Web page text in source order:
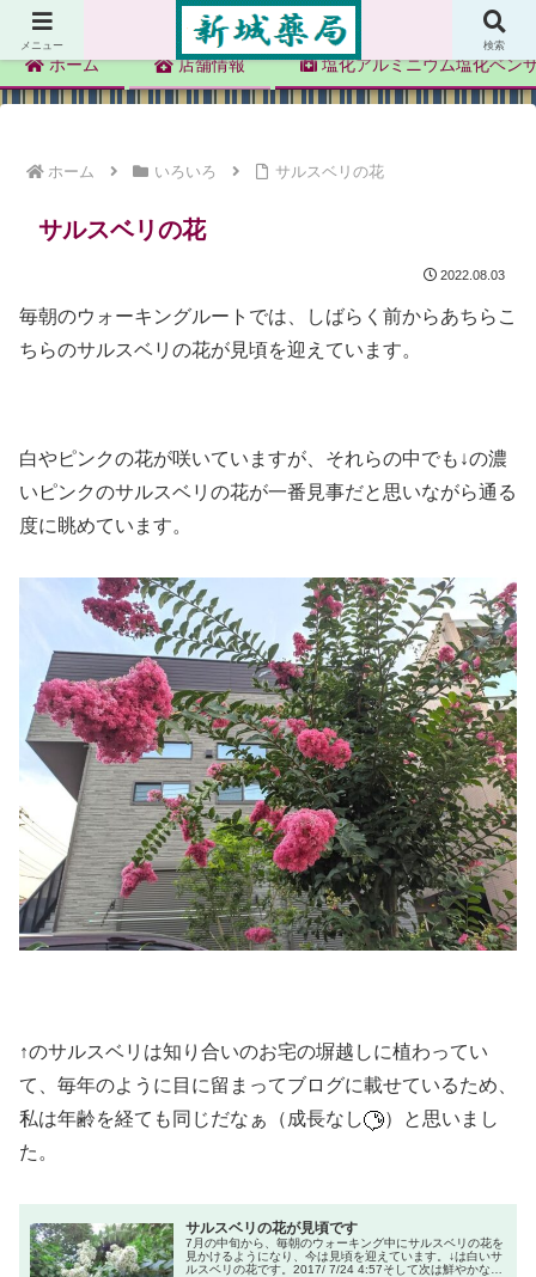
新城薬局
ホーム 店舗情報 塩化アルミニウム塩化ベン
ホーム いろいろ サルスベリの花
サルスベリの花
2022.08.03
毎朝のウォーキングルートでは、しばらく前からあちらこ
ちらのサルスベリの花が見頃を迎えています。
白やピンクの花が咲いていますが、それらの中でも↓の濃
いピンクのサルスベリの花が一番見事だと思いながら通る
度に眺めています。
↑のサルスベリは知り合いのお宅の塀越しに植わってい
て、毎年のように目に留まってブログに載せているため、
私は年齢を経ても同じだなぁ（成長なし
）と思いまし
た。
サルスベリの花が見頃です
7月の中旬から、毎朝のウォーキング中にサルスベリの花を
見かけるようになり、今は見頃を迎えています。↓は白いサ
ルスベリの花です。2017/ 7/24 4:57そして次は鮮やかなピ
メニュー 検索